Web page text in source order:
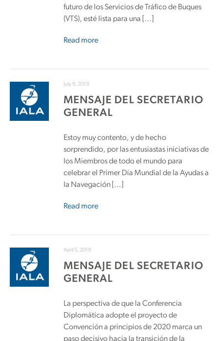
futuro de los Servicios de Tráfico de Buques
(VTS), esté lista para una […]
Read more
July 9, 2019
MENSAJE DEL SECRETARIO
GENERAL
Estoy muy contento, y de hecho
sorprendido, por las entusiastas iniciativas de
los Miembros de todo el mundo para
celebrar el Primer Día Mundial de la Ayudas a
la Navegación […]
Read more
April 5, 2019
MENSAJE DEL SECRETARIO
GENERAL
La perspectiva de que la Conferencia
Diplomática adopte el proyecto de
Convención a principios de 2020 marca un
paso decisivo hacia la transición de la